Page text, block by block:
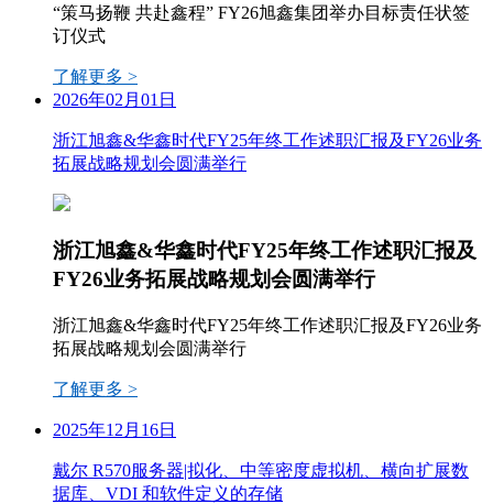
“策马扬鞭 共赴鑫程” FY26旭鑫集团举办目标责任状签
订仪式
了解更多 >
2026年02月01日
浙江旭鑫&华鑫时代FY25年终工作述职汇报及FY26业务
拓展战略规划会圆满举行
浙江旭鑫&华鑫时代FY25年终工作述职汇报及
FY26业务拓展战略规划会圆满举行
浙江旭鑫&华鑫时代FY25年终工作述职汇报及FY26业务
拓展战略规划会圆满举行
了解更多 >
2025年12月16日
戴尔 R570服务器|拟化、中等密度虚拟机、横向扩展数
据库、VDI 和软件定义的存储